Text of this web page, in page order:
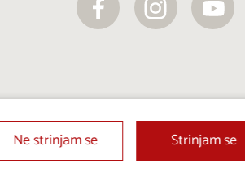
Ne strinjam se Strinjam se